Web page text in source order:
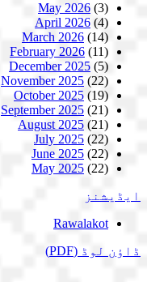
May 2026 (3)
April 2026 (4)
March 2026 (14)
February 2026 (11)
December 2025 (5)
November 2025 (22)
October 2025 (19)
September 2025 (21)
August 2025 (21)
July 2025 (22)
June 2025 (22)
May 2025 (22)
ایڈیشنز
Rawalakot
ڈاؤن لوڈ (PDF)